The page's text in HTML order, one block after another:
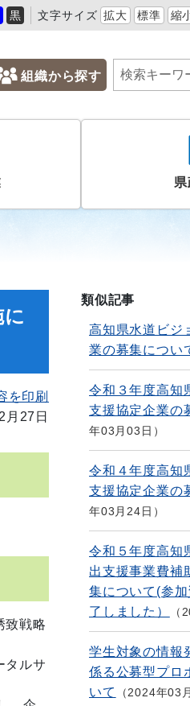
黒 文字サイズ 拡大 標準 縮
組織から探す
を印刷
月27日
致戦略
タルサ
類似記事
高知県水道ビジ
業の募集につい
令和３年度高知
支援協定企業の
年03月03日
令和４年度高知
支援協定企業の
年03月24日
令和５年度高知
出支援事業費補
集について(参
了しました）
学生対象の情報
係る公募型プロ
いて
2024年03